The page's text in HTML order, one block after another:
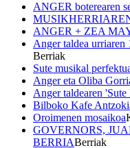
ANGER boterearen
ANGER + ZEA
Anger taldea urriaren
Berriak
Sute musikal
Anger eta Oliba
Anger taldearen
Bilboko Kafe
Oroimenen mosaikoa
GOVERNORS,
BERRIABerriak